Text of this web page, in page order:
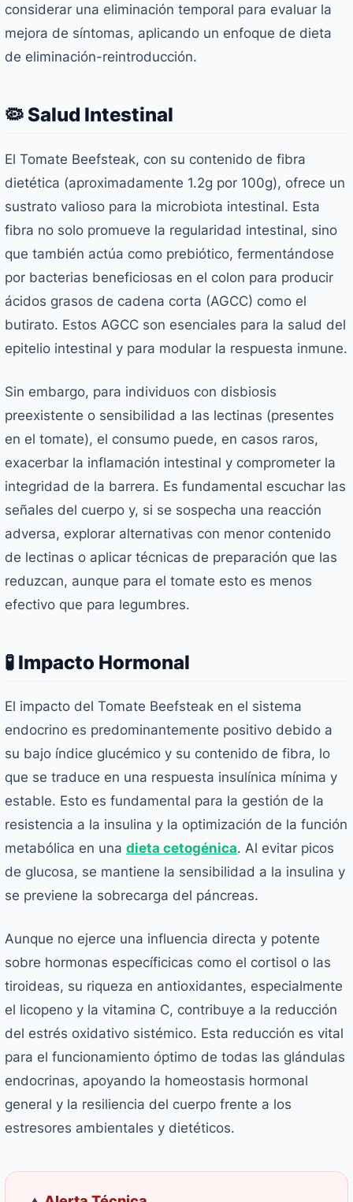
considerar una eliminación temporal para evaluar la
mejora de síntomas, aplicando un enfoque de dieta
de eliminación-reintroducción.
🦠 Salud Intestinal
El Tomate Beefsteak, con su contenido de fibra
dietética (aproximadamente 1.2g por 100g), ofrece un
sustrato valioso para la microbiota intestinal. Esta
fibra no solo promueve la regularidad intestinal, sino
que también actúa como prebiótico, fermentándose
por bacterias beneficiosas en el colon para producir
ácidos grasos de cadena corta (AGCC) como el
butirato. Estos AGCC son esenciales para la salud del
epitelio intestinal y para modular la respuesta inmune.
Sin embargo, para individuos con disbiosis
preexistente o sensibilidad a las lectinas (presentes
en el tomate), el consumo puede, en casos raros,
exacerbar la inflamación intestinal y comprometer la
integridad de la barrera. Es fundamental escuchar las
señales del cuerpo y, si se sospecha una reacción
adversa, explorar alternativas con menor contenido
de lectinas o aplicar técnicas de preparación que las
reduzcan, aunque para el tomate esto es menos
efectivo que para legumbres.
🧪 Impacto Hormonal
El impacto del Tomate Beefsteak en el sistema
endocrino es predominantemente positivo debido a
su bajo índice glucémico y su contenido de fibra, lo
que se traduce en una respuesta insulínica mínima y
estable. Esto es fundamental para la gestión de la
resistencia a la insulina y la optimización de la función
metabólica en una dieta cetogénica. Al evitar picos
de glucosa, se mantiene la sensibilidad a la insulina y
se previene la sobrecarga del páncreas.
Aunque no ejerce una influencia directa y potente
sobre hormonas específicicas como el cortisol o las
tiroideas, su riqueza en antioxidantes, especialmente
el licopeno y la vitamina C, contribuye a la reducción
del estrés oxidativo sistémico. Esta reducción es vital
para el funcionamiento óptimo de todas las glándulas
endocrinas, apoyando la homeostasis hormonal
general y la resiliencia del cuerpo frente a los
estresores ambientales y dietéticos.